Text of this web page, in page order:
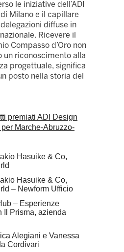
le iniziative dell’ADI
Milano e il capillare
diffuse in
Ricevere il
Compasso d’Oro non
un riconoscimento alla
progettuale, significa
posto nella storia del
premiati ADI Design
per Marche-Abruzzo-
Hasuike & Co,
Hasuike & Co,
– Newform Ufficio
– Esperienze
Il Prisma, azienda
Alegiani e Vanessa
Cordivari